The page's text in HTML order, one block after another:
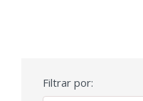
Filtrar por: